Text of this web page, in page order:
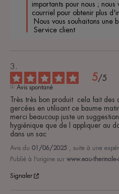
importants pour nous ;
courriel pour obtenir plus
Service client
5/5
Avis spontané
Très très bon produit  cela fait des
gercées en utilisant ce baume
merci beaucoup juste un
hygiénique que de l appliquer au
dans un sac
Avis du 01/06/2025 , suite à une
Publié à l'origine sur www.eau-
Signaler